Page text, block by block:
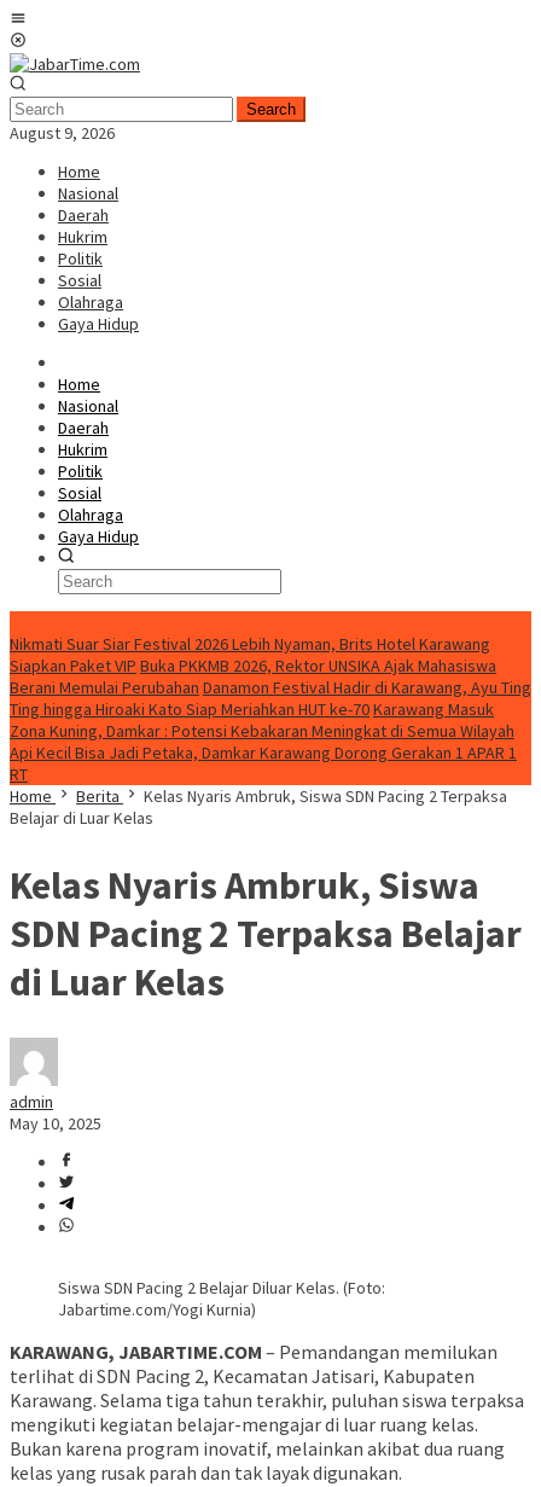
Skip
to
content
Search
August 9, 2026
Home
Nasional
Daerah
Hukrim
Politik
Sosial
Olahraga
Gaya Hidup
Home
Nasional
Daerah
Hukrim
Politik
Sosial
Olahraga
Gaya Hidup
Nikmati Suar Siar Festival 2026 Lebih Nyaman, Brits Hotel Karawang
Siapkan Paket VIP Buka PKKMB 2026, Rektor UNSIKA Ajak Mahasiswa
Berani Memulai Perubahan Danamon Festival Hadir di Karawang, Ayu Ting
Ting hingga Hiroaki Kato Siap Meriahkan HUT ke-70Karawang Masuk
Zona Kuning, Damkar : Potensi Kebakaran Meningkat di Semua Wilayah
Api Kecil Bisa Jadi Petaka, Damkar Karawang Dorong Gerakan 1 APAR 1
RT
Home
Berita
Kelas Nyaris Ambruk, Siswa SDN Pacing 2 Terpaksa
Belajar di Luar Kelas
Kelas Nyaris Ambruk, Siswa
SDN Pacing 2 Terpaksa Belajar
di Luar Kelas
admin
May 10, 2025
Siswa SDN Pacing 2 Belajar Diluar Kelas. (Foto:
Jabartime.com/Yogi Kurnia)
KARAWANG, JABARTIME.COM – Pemandangan memilukan
terlihat di SDN Pacing 2, Kecamatan Jatisari, Kabupaten
Karawang. Selama tiga tahun terakhir, puluhan siswa terpaksa
mengikuti kegiatan belajar-mengajar di luar ruang kelas.
Bukan karena program inovatif, melainkan akibat dua ruang
kelas yang rusak parah dan tak layak digunakan.